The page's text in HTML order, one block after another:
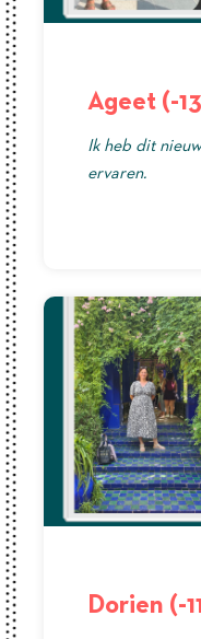
Ageet (-
Ik heb dit
ervaren.
Dorien (-